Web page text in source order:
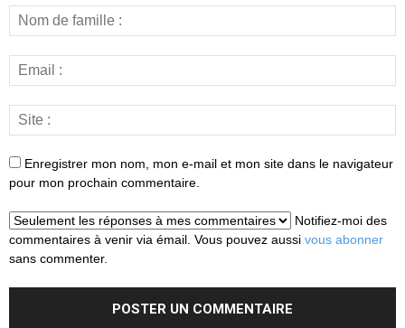
Enregistrer mon nom, mon e-mail et mon site dans le navigateur
pour mon prochain commentaire.
Notifiez-moi des
commentaires à venir via émail. Vous pouvez aussi vous abonner
sans commenter.